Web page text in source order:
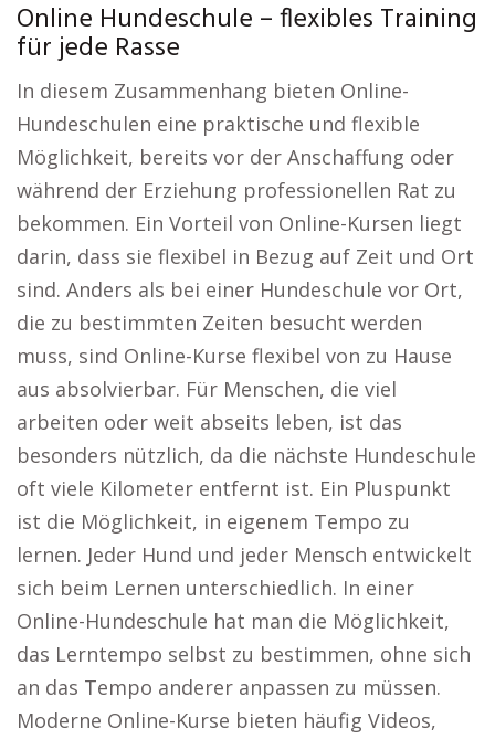
Online Hundeschule – flexibles Training
für jede Rasse
In diesem Zusammenhang bieten Online-
Hundeschulen eine praktische und flexible
Möglichkeit, bereits vor der Anschaffung oder
während der Erziehung professionellen Rat zu
bekommen. Ein Vorteil von Online-Kursen liegt
darin, dass sie flexibel in Bezug auf Zeit und Ort
sind. Anders als bei einer Hundeschule vor Ort,
die zu bestimmten Zeiten besucht werden
muss, sind Online-Kurse flexibel von zu Hause
aus absolvierbar. Für Menschen, die viel
arbeiten oder weit abseits leben, ist das
besonders nützlich, da die nächste Hundeschule
oft viele Kilometer entfernt ist. Ein Pluspunkt
ist die Möglichkeit, in eigenem Tempo zu
lernen. Jeder Hund und jeder Mensch entwickelt
sich beim Lernen unterschiedlich. In einer
Online-Hundeschule hat man die Möglichkeit,
das Lerntempo selbst zu bestimmen, ohne sich
an das Tempo anderer anpassen zu müssen.
Moderne Online-Kurse bieten häufig Videos,